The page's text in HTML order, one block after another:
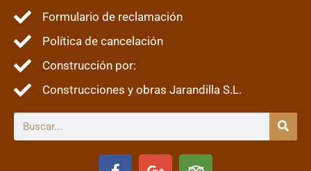
Formulario de reclamación
Política de cancelación
Construcción por:
Construcciones y obras Jarandilla S.L.